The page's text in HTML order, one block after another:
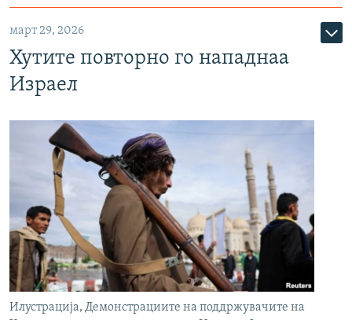
март 29, 2026
Хутите повторно го нападнаа
Израел
Илустрација, Демонстрациите на поддржувачите на